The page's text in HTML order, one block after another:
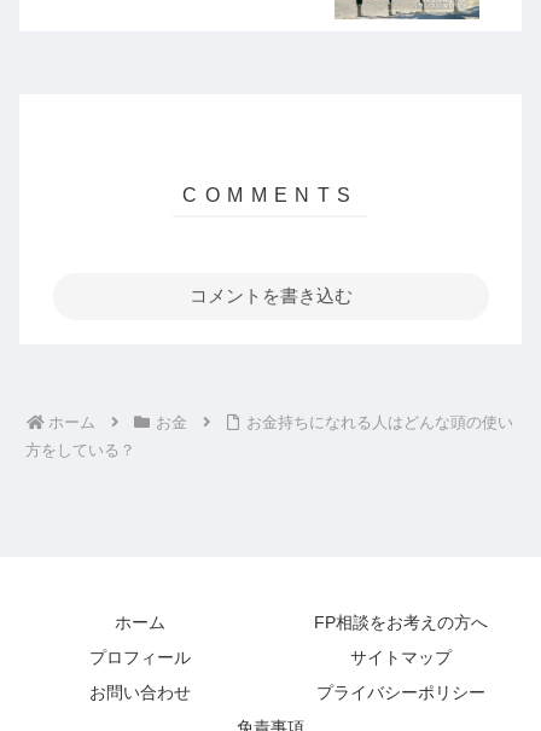
コメントを書き込む
ホーム お金
お金持ちになれる人はどんな頭の使い
方をしている？
ホーム
FP相談をお考えの方へ
プロフィール
サイトマップ
お問い合わせ
プライバシーポリシー